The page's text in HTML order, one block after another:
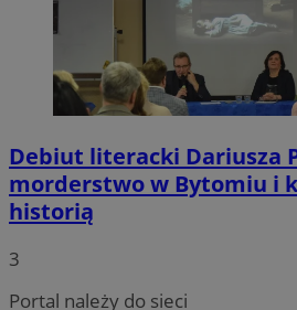
Debiut literacki Dariusza
morderstwo w Bytomiu i
historią
3
Portal należy do sieci